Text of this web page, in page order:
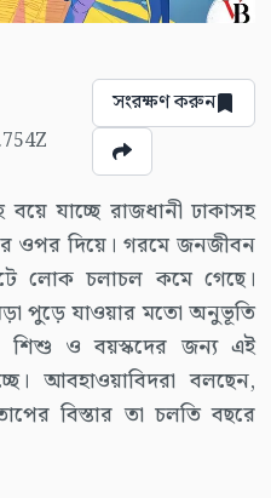
সংরক্ষণ করুন
বয়ে যাচ্ছে রাজধানী ঢাকাসহ
ওপর দিয়ে। গরমে জনজীবন
লোক চলাচল কমে গেছে।
পুড়ে যাওয়ার মতো অনুভূতি
শিশু ও বয়স্কদের জন্য এই
আবহাওয়াবিদরা বলছেন,
বিস্তার তা চলতি বছরে